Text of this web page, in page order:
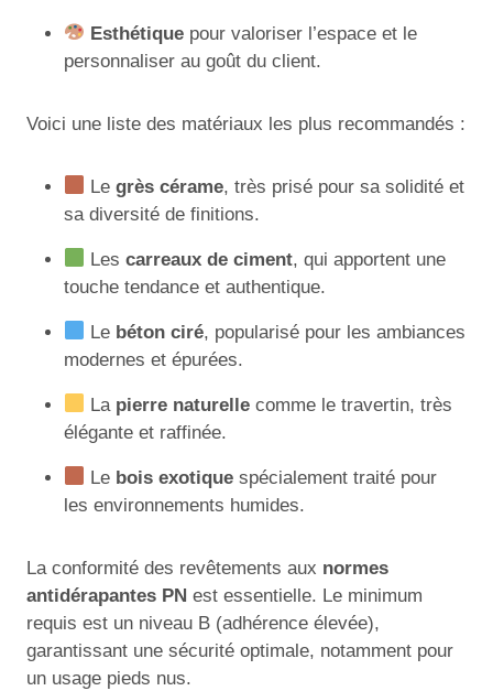
Esthétique pour valoriser l’espace et le
personnaliser au goût du client.
Voici une liste des matériaux les plus recommandés :
Legrès cérame, très prisé pour sa solidité et
sa diversité de finitions.
Lescarreaux de ciment, qui apportent une
touche tendance et authentique.
Le béton ciré, popularisé pour les ambiances
modernes et épurées.
La pierre naturelle comme le travertin, très
élégante et raffinée.
Le bois exotique spécialement traité pour
les environnements humides.
La conformité des revêtements aux normes
antidérapantes PN est essentielle. Le minimum
requis est un niveau B (adhérence élevée),
garantissant une sécurité optimale, notamment pour
un usage pieds nus.